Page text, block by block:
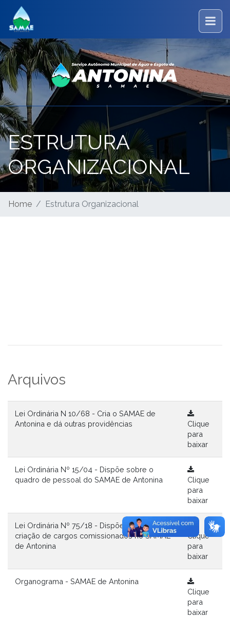
ESTRUTURA
ORGANIZACIONAL
Home Estrutura Organizacional
Arquivos
Lei Ordinária N 10/68 - Cria o SAMAE de
Antonina e dá outras providências
Clique
para
baixar
Lei Ordinária Nº 15/04 - Dispõe sobre o
quadro de pessoal do SAMAE de Antonina
Clique
para
baixar
Lei Ordinária Nº 75/18 - Dispõe sobre a
criação de cargos comissionados no SAMAE
de Antonina
Clique
para
baixar
Organograma - SAMAE de Antonina
Clique
para
baixar